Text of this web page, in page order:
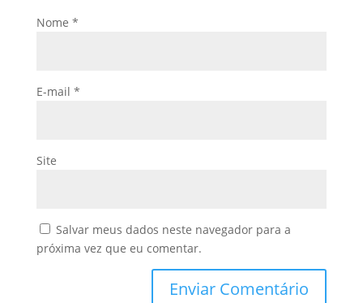
Nome *
E-mail *
Site
Salvar meus dados neste navegador para a
próxima vez que eu comentar.